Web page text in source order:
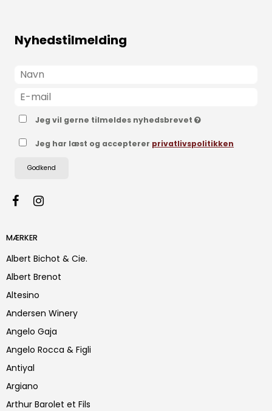
Nyhedstilmelding
Jeg vil gerne tilmeldes nyhedsbrevet
Jeg har læst og accepterer privatlivspolitikken
Godkend
MÆRKER
Albert Bichot & Cie.
Albert Brenot
Altesino
Andersen Winery
Angelo Gaja
Angelo Rocca & Figli
Antiyal
Argiano
Arthur Barolet et Fils